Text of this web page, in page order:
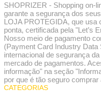
SHOPRIZER - Shopping on-
garante a segurança dos
LOJA PROTEGIDA, que usa
ponta, certificada pela "Let’s
Nosso meio de pagamento
(Payment Card Industry Data
internacional de segurança
mercado de pagamentos.
informação" na seção
por que é tão seguro comprar
CATEGORIAS